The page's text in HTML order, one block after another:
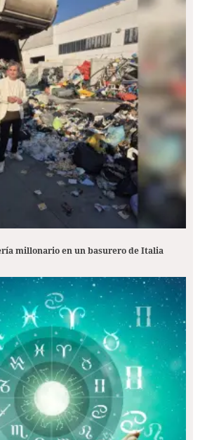
millonario en un basurero de Italia